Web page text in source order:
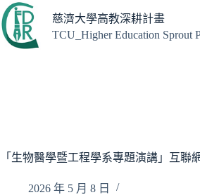
跳
至
主
慈濟大學高教深耕計畫
TCU_Higher Education Sprout
「生物醫學暨工程學系專題演講」互
2026 年 5 月 8 日